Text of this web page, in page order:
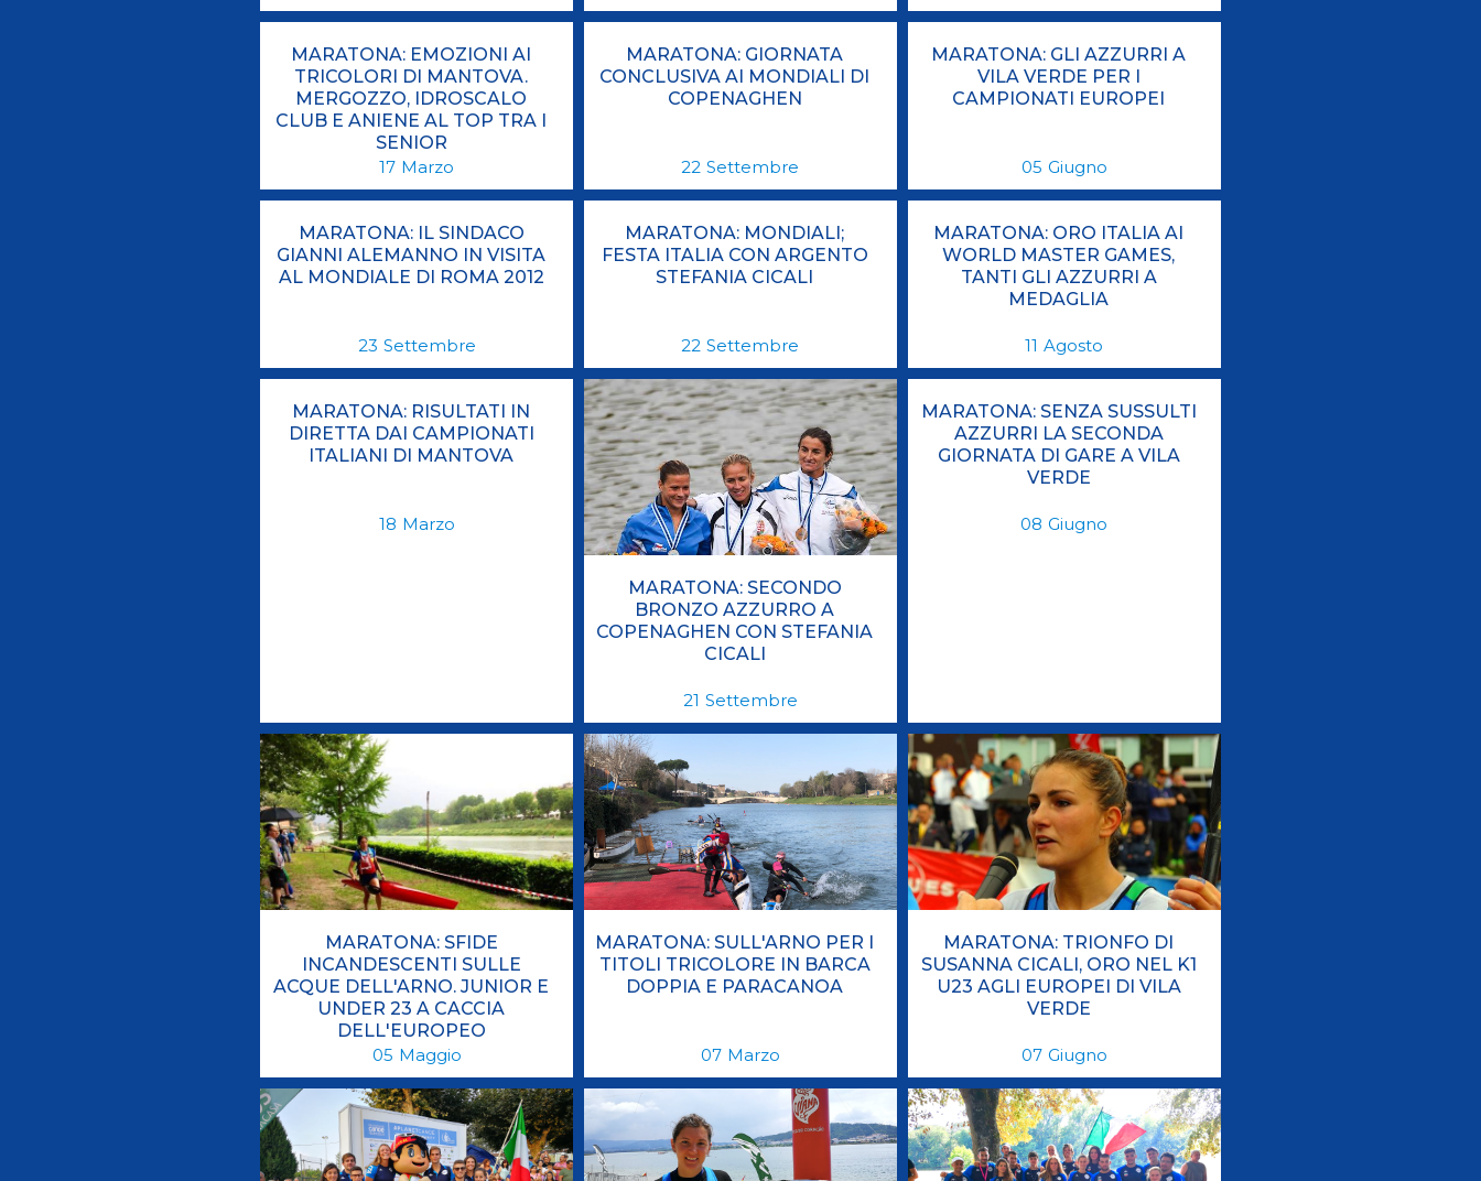
MARATONA: EMOZIONI AI
TRICOLORI DI MANTOVA.
MERGOZZO, IDROSCALO
CLUB E ANIENE AL TOP TRA I
SENIOR
17 Marzo
MARATONA: GIORNATA
CONCLUSIVA AI MONDIALI DI
COPENAGHEN
22 Settembre
MARATONA: GLI AZZURRI A
VILA VERDE PER I
CAMPIONATI EUROPEI
05 Giugno
MARATONA: IL SINDACO
GIANNI ALEMANNO IN VISITA
AL MONDIALE DI ROMA 2012
23 Settembre
MARATONA: MONDIALI;
FESTA ITALIA CON ARGENTO
STEFANIA CICALI
22 Settembre
MARATONA: ORO ITALIA AI
WORLD MASTER GAMES,
TANTI GLI AZZURRI A
MEDAGLIA
11 Agosto
MARATONA: RISULTATI IN
DIRETTA DAI CAMPIONATI
ITALIANI DI MANTOVA
18 Marzo
MARATONA: SECONDO
BRONZO AZZURRO A
COPENAGHEN CON STEFANIA
CICALI
21 Settembre
MARATONA: SENZA SUSSULTI
AZZURRI LA SECONDA
GIORNATA DI GARE A VILA
VERDE
08 Giugno
MARATONA: SFIDE
INCANDESCENTI SULLE
ACQUE DELL'ARNO. JUNIOR E
UNDER 23 A CACCIA
DELL'EUROPEO
05 Maggio
MARATONA: SULL'ARNO PER I
TITOLI TRICOLORE IN BARCA
DOPPIA E PARACANOA
07 Marzo
MARATONA: TRIONFO DI
SUSANNA CICALI, ORO NEL K1
U23 AGLI EUROPEI DI VILA
VERDE
07 Giugno